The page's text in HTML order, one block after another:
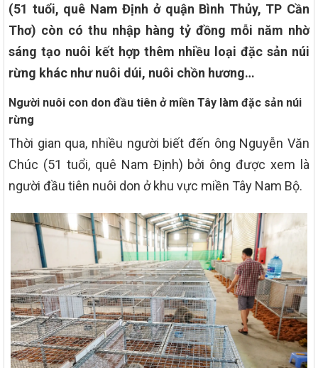
(51 tuổi, quê Nam Định ở quận Bình Thủy, TP Cần
Thơ) còn có thu nhập hàng tỷ đồng mỗi năm nhờ
sáng tạo nuôi kết hợp thêm nhiều loại đặc sản núi
rừng khác như nuôi dúi, nuôi chồn hương…
Người nuôi con don đầu tiên ở miền Tây làm đặc sản núi
rừng
Thời gian qua, nhiều người biết đến ông Nguyễn Văn
Chúc (51 tuổi, quê Nam Định) bởi ông được xem là
người đầu tiên nuôi don ở khu vực miền Tây Nam Bộ.